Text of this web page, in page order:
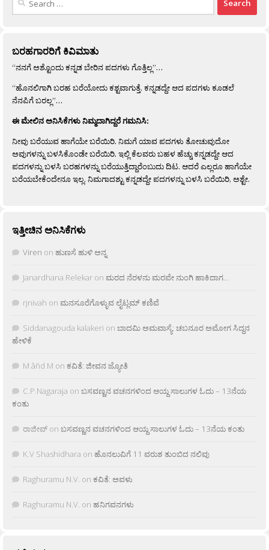
ಬರಹಗಾರರಿಗೆ ಕಿವಿಮಾತು
“ನನಗೆ ಅಶ್ಟೊಂದು ಕನ್ನಡ ಬೇರಿನ ಪದಗಳು ಗೊತ್ತಿಲ್ಲ”…
“ಹೊನಲಿಗಾಗಿ ಬರಹ ಬರೆಯೋದು ಕಶ್ಟವಾಗುತ್ತೆ. ಕನ್ನಡದ್ದೇ ಆದ ಪದಗಳು ಕೂಡಲೆ
ನೆನಪಿಗೆ ಬರಲ್ಲ”…
ಈ ಮೇಲಿನ ಅನಿಸಿಕೆಗಳು ನಿಮ್ಮದಾಗಿದ್ದರೆ ಗಮನಿಸಿ:
ನೀವು ಬರೆಯುವ ಹಾಗೆಯೇ ಬರೆಯಿರಿ. ನಿಮಗೆ ಯಾವ ಪದಗಳು ತೋಚುವುದೋ
ಅವುಗಳನ್ನು ಬಳಸಿಕೊಂಡೇ ಬರೆಯಿರಿ. ಇಲ್ಲಿ ಕೆಲವರು ಬಹಳ ಹೆಚ್ಚು ಕನ್ನಡದ್ದೇ ಆದ
ಪದಗಳನ್ನು ಬಳಸಿ ಬರಹಗಳನ್ನು ಬರೆಯುತ್ತಿದ್ದಾರೆಂಬುದು ದಿಟ. ಆದರೆ ಎಲ್ಲರೂ ಹಾಗೆಯೇ
ಬರೆಯಬೇಕೆಂದೇನೂ ಇಲ್ಲ. ನಿಮಗಾದಶ್ಟು ಕನ್ನಡದ್ದೇ ಪದಗಳನ್ನು ಬಳಸಿ ಬರೆಯಿರಿ, ಅಶ್ಟೇ.
ಇತ್ತೀಚಿನ ಅನಿಸಿಕೆಗಳು
Viren on ಹುಣಸೆ ಹುಳಿ ಅನ್ನ
Janardhana Relekar on ಮರದ ನೆರಳನು ಮರವೇ ನುಂಗಿ ಹಾಕಿದಾಗ…
rjnivah on ಮನಸೂರೆಗೊಳ್ಳುವ ಲೈಟ್ಲಮ್ ಕಣಿವೆ
Siddanagouda kalakeri on ಬಾದಮಿ ಅಮವಾಸ್ಯೆ: ಚಬನೂರ ಅಮೋಗ ಸಿದ್ದನ
ಹೇಳಿಕೆ
M âñd M on ಕವಿತೆ: ಜೀವನ ಜ್ಯೋತಿ
C.P.Nagaraja on ಬಸವಣ್ಣನ ವಚನಗಳಿಂದ ಆಯ್ದ ಸಾಲುಗಳ ಓದು – 13ನೆಯ
ಕಂತು
ರಾಜೀವ್ on ಬಸವಣ್ಣನ ವಚನಗಳಿಂದ ಆಯ್ದ ಸಾಲುಗಳ ಓದು – 13ನೆಯ ಕಂತು
K.V Shashidhara on ಹೊನಲುವಿಗೆ 11 ವರುಶ ತುಂಬಿದ ನಲಿವು
Raghuramu N.V. on ಕವಿತೆ: ಅವಳು
Raghuramu N.V. on ಹನಿಗವನಗಳು